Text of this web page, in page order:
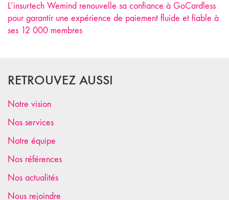
L’insurtech Wemind renouvelle sa confiance à GoCardless
pour garantir une expérience de paiement fluide et fiable à
ses 12 000 membres
RETROUVEZ AUSSI
Notre vision
Nos services
Notre équipe
Nos références
Nos actualités
Nous rejoindre